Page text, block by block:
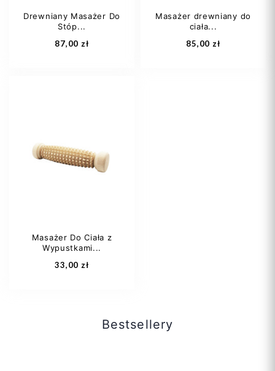
Dodaj do koszyka Dodaj do koszyka
Drewniany Masażer Do
Stóp...
87,00 zł
Dodaj do koszyka
Masażer drewniany do
ciała...
85,00 zł
Masażer Do Ciała z
Wypustkami...
33,00 zł
Bestsellery